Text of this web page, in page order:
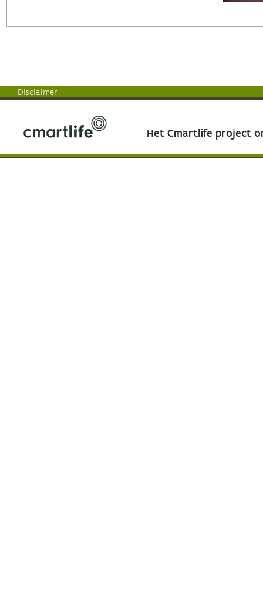
Disclaimer
Het Cmartlife project